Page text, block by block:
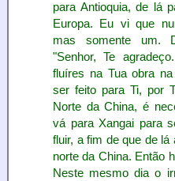
para Antioquia, de lá
Europa. Eu vi que
mas somente um.
"Senhor, Te
fluíres na Tua obra
ser feito para Ti, por
Norte da China, é
vá para Xangai para
fluir, a fim de que de
norte da China. Então
Neste mesmo dia o